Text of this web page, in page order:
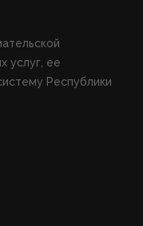
услуг, ее
Республики